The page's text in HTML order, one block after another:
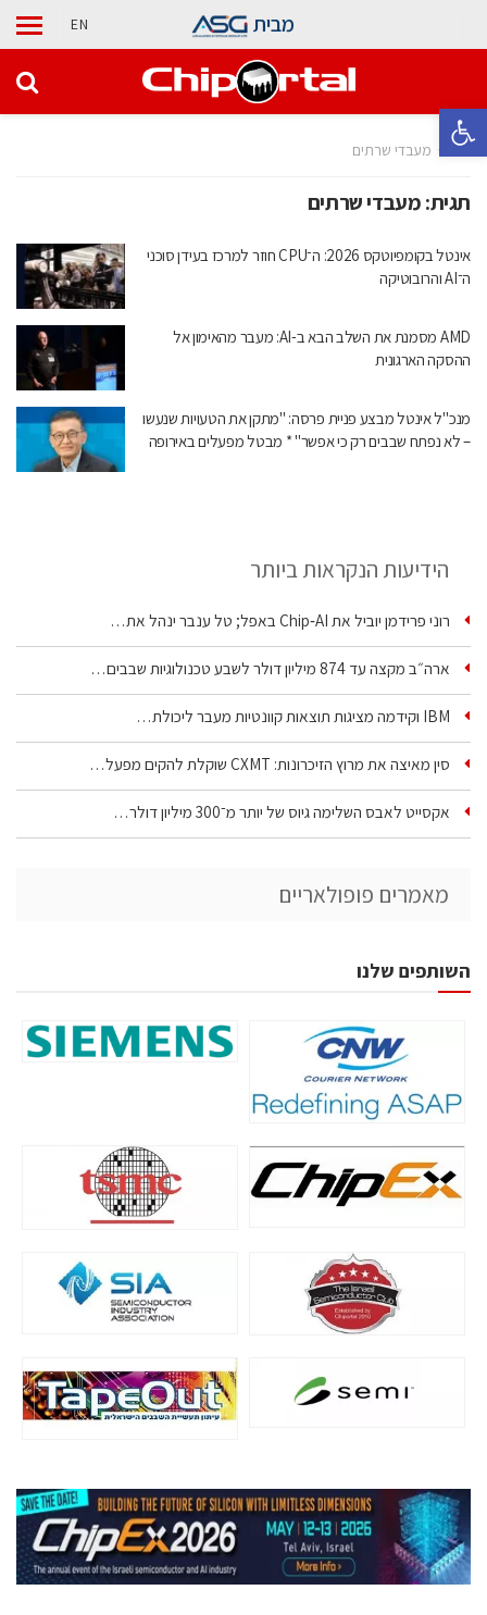
פתח סרגל נגישות
מבית EN
בית מעבדי שרתים
תגית:מעבדי שרתים
אינטל בקומפיוטקס 2026: ה־CPU חוזר למרכז בעידן סוכני
ה־AI והרובוטיקה
AMD מסמנת את השלב הבא ב-AI: מעבר מהאימון אל
ההסקה הארגונית
מנכ"ל אינטל מבצע פניית פרסה: "מתקן את הטעויות שנעשו
– לא נפתח שבבים רק כי אפשר" * מבטל מפעלים באירופה
הידיעות הנקראות ביותר
רוני פרידמן יוביל את Chip‑AI באפל; טל ענבר ינהל את…
ארה״ב מקצה עד 874 מיליון דולר לשבע טכנולוגיות שבבים…
IBM וקידמה מציגות תוצאות קוונטיות מעבר ליכולת…
סין מאיצה את מרוץ הזיכרונות: CXMT שוקלת להקים מפעל…
אקסייט לאבס השלימה גיוס של יותר מ־300 מיליון דולר…
מאמרים פופולאריים
השותפים שלנו